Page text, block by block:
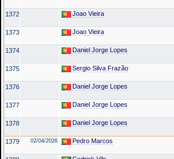
1372 Joao Vieira
1373 Joao Vieira
1374 Daniel Jorge Lopes
1375 Sergio Silva Frazão
1376 Daniel Jorge Lopes
1377 Daniel Jorge Lopes
1378 Daniel Jorge Lopes
1379 02/04/2026 Pedro Marcos